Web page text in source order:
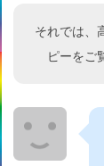
それでは、
ピーをご